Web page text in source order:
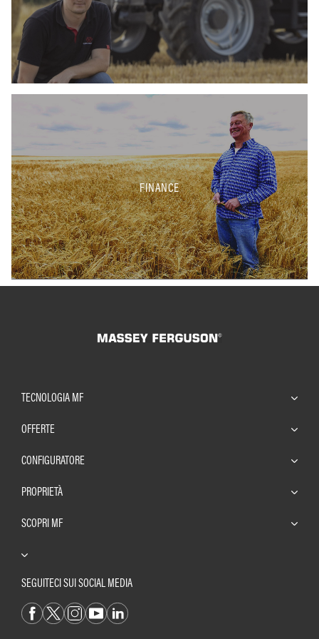
FINANCE
TECNOLOGIA MF
OFFERTE
CONFIGURATORE
PROPRIETÀ
SCOPRI MF
SEGUITECI SUI SOCIAL MEDIA